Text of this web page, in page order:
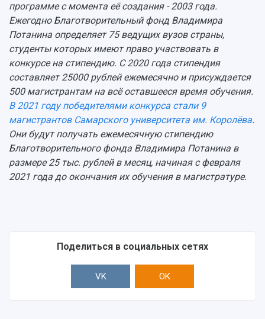
Официальные документы
программе с момента её создания - 2003 года.
Ежегодно Благотворительный фонд Владимира
Потанина определяет 75 ведущих вузов страны,
студенты которых имеют право участвовать в
конкурсе на стипендию. С 2020 года стипендия
составляет 25000 рублей ежемесячно и присуждается
500 магистрантам на всё оставшееся время обучения.
В 2021 году победителями конкурса стали 9
магистрантов Самарского университета им. Королёва.
Они будут получать ежемесячную стипендию
Благотворительного фонда Владимира Потанина в
размере 25 тыс. рублей в месяц, начиная с февраля
2021 года до окончания их обучения в магистратуре.
Поделиться в социальных сетях
VK OK